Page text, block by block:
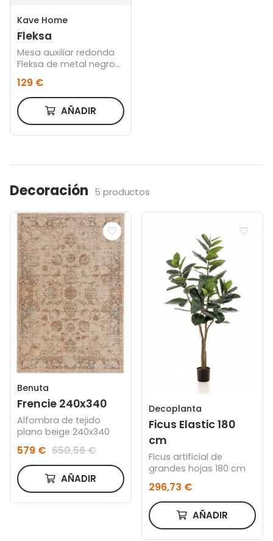
Kave Home
Fleksa
Mesa auxiliar redonda
Fleksa de metal negro
129 €
AÑADIR
Decoración 5 productos
Benuta
Frencie 240x340
Alfombra de tejido
plano beige 240x340
579 € 650,56 €
AÑADIR
Decoplanta
Ficus Elastic 180
cm
Ficus artificial de
grandes hojas 180 cm
296,73 €
AÑADIR